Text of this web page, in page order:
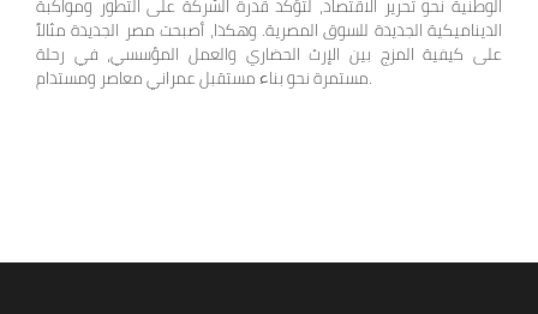
الديناميكية الجديدة للسوق المصرية. وهكذا، أصبحت مصر الجديدة مثالاً
على كيفية المزج بين الإرث الحضاري والعمل المؤسسي، في رحلة
مستمرة نحو بناء مستقبل عمراني معاصر ومستدام.